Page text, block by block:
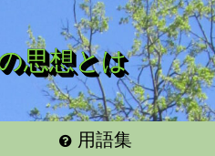
思想とは
用語集